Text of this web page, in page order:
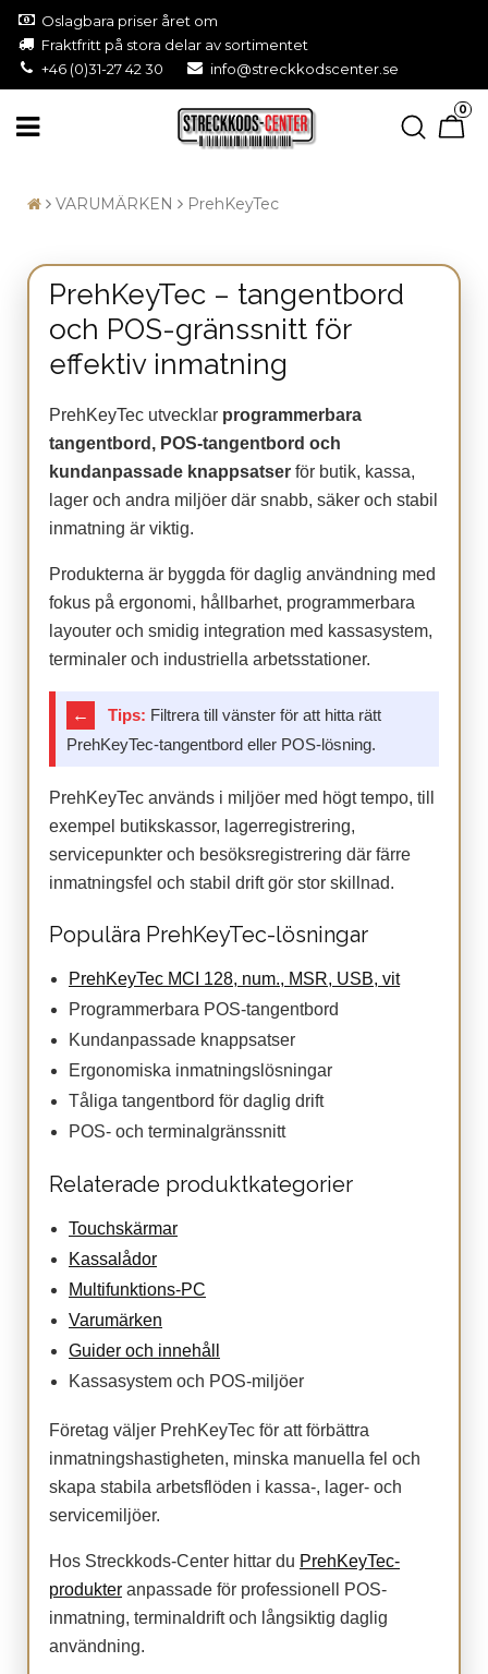
Oslagbara priser året om
Fraktfritt på stora delar av sortimentet
+46 (0)31-27 42 30
info@streckkodscenter.se
0
VARUMÄRKEN PrehKeyTec
PrehKeyTec – tangentbord
och POS-gränssnitt för
effektiv inmatning
PrehKeyTec utvecklar programmerbara
tangentbord, POS-tangentbord och
kundanpassade knappsatser för butik, kassa,
lager och andra miljöer där snabb, säker och stabil
inmatning är viktig.
Produkterna är byggda för daglig användning med
fokus på ergonomi, hållbarhet, programmerbara
layouter och smidig integration med kassasystem,
terminaler och industriella arbetsstationer.
← Tips: Filtrera till vänster för att hitta rätt
PrehKeyTec-tangentbord eller POS-lösning.
PrehKeyTec används i miljöer med högt tempo, till
exempel butikskassor, lagerregistrering,
servicepunkter och besöksregistrering där färre
inmatningsfel och stabil drift gör stor skillnad.
Populära PrehKeyTec-lösningar
PrehKeyTec MCI 128, num., MSR, USB, vit
Programmerbara POS-tangentbord
Kundanpassade knappsatser
Ergonomiska inmatningslösningar
Tåliga tangentbord för daglig drift
POS- och terminalgränssnitt
Relaterade produktkategorier
Touchskärmar
Kassalådor
Multifunktions-PC
Varumärken
Guider och innehåll
Kassasystem och POS-miljöer
Företag väljer PrehKeyTec för att förbättra
inmatningshastigheten, minska manuella fel och
skapa stabila arbetsflöden i kassa-, lager- och
servicemiljöer.
Hos Streckkods-Center hittar du PrehKeyTec-
produkter anpassade för professionell POS-
inmatning, terminaldrift och långsiktig daglig
användning.